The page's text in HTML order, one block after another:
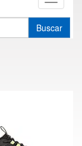
Buscar